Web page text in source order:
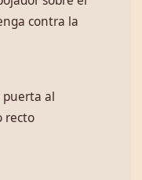
contra la
puerta al
recto